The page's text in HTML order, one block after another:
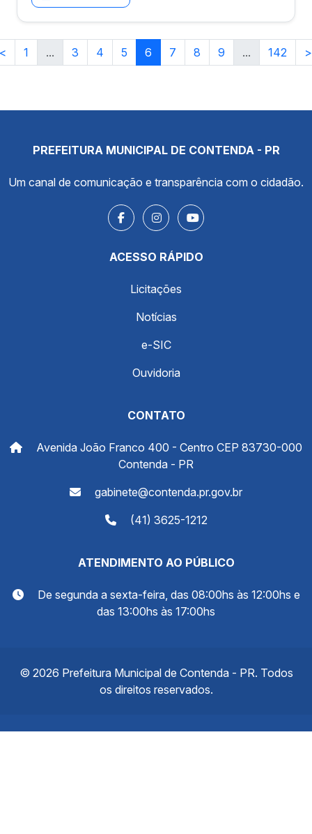
1 ... 3 4 5 6 7 8 9 ... 142 >
PREFEITURA MUNICIPAL DE CONTENDA - PR
Um canal de comunicação e transparência com o cidadão.
ACESSO RÁPIDO
Licitações
Notícias
e-SIC
Ouvidoria
CONTATO
Avenida João Franco 400 - Centro CEP 83730-000
Contenda - PR
gabinete@contenda.pr.gov.br
(41) 3625-1212
ATENDIMENTO AO PÚBLICO
De segunda a sexta-feira, das 08:00hs às 12:00hs e
das 13:00hs às 17:00hs
© 2026 Prefeitura Municipal de Contenda - PR. Todos
os direitos reservados.